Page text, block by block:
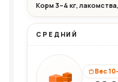
Корм 3–4 кг,
СРЕДНИЙ
Вес